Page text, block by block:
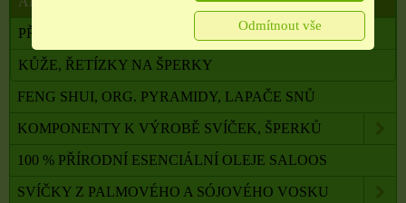
PŘÍVĚŠKY NA ŘETÍZEK
KŮŽE, ŘETÍZKY NA ŠPERKY
FENG SHUI, ORG. PYRAMIDY, LAPAČE SNŮ
KOMPONENTY K VÝROBĚ SVÍČEK, ŠPERKŮ
100 % PŘÍRODNÍ ESENCIÁLNÍ OLEJE SALOOS
SVÍČKY Z PALMOVÉHO A SÓJOVÉHO VOSKU
Odmítnout vše